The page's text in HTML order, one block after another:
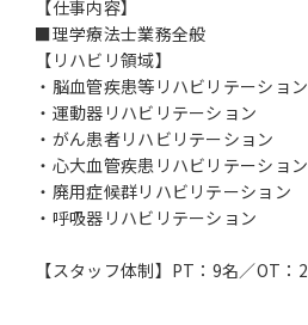
【仕事内容】
■理学療法士業務全般
【リハビリ領域】
・脳血管疾患等リハビリテーション
・運動器リハビリテーション
・がん患者リハビリテーション
・心大血管疾患リハビリテーション
・廃用症候群リハビリテーション
・呼吸器リハビリテーション